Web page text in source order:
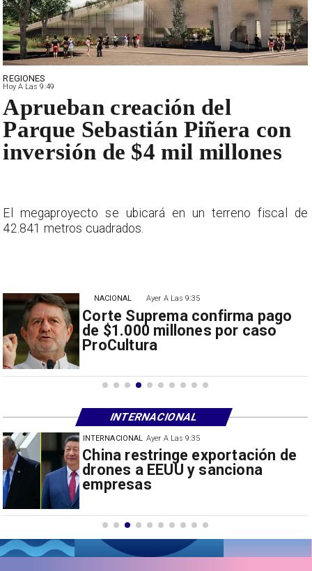
Ayer A Las 9:35
Papa León XIV anuncia gira por
Sudamérica
INTERNACIONAL
Ayer A Las 9:35
Corte Suprema confirma pago
de $1.000 millones por caso
ProCultura
NACIONAL
REGIONES
Hoy A Las 9:49
Aprueban creación del
Parque Sebastián Piñera con
inversión de $4 mil millones
El megaproyecto se ubicará en un terreno fiscal de
42.841 metros cuadrados.
INTERNACIONAL